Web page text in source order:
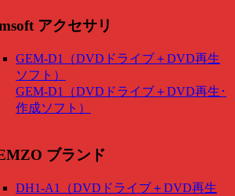
アクセサリ
GEM-D1（DVDドライブ＋DVD再生
ソフト）
GEM-D1（DVDドライブ＋DVD再生･
作成ソフト）
ブランド
DH1-A1（DVDドライブ＋DVD再生